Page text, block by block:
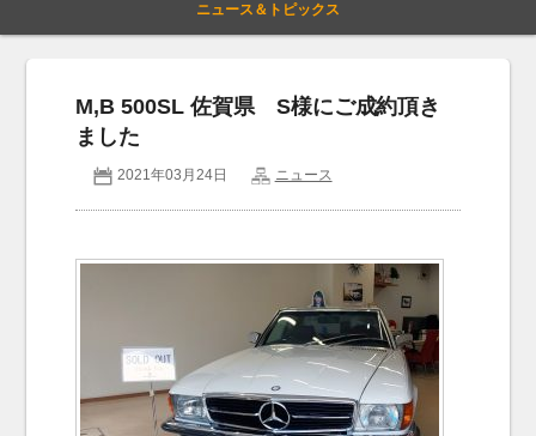
Company outline
会社概要
アクセス
お問い合わせ
ニュース＆トピックス
M,B 500SL 佐賀県 S様にご成約頂き
ました
2021年03月24日 ニュース